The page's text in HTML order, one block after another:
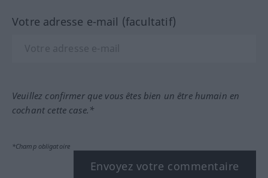
Votre adresse e-mail (facultatif)
Veuillez confirmer que vous êtes bien un être humain en
cochant cette case.*
*Champ obligatoire
Envoyez votre commentaire